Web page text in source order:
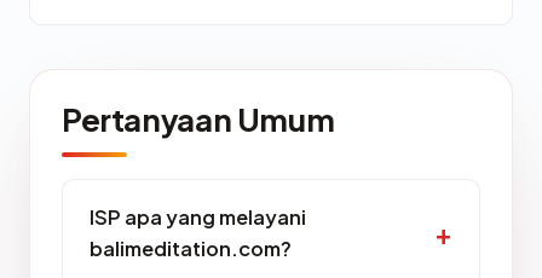
Pertanyaan Umum
ISP apa yang melayani
balimeditation.com?